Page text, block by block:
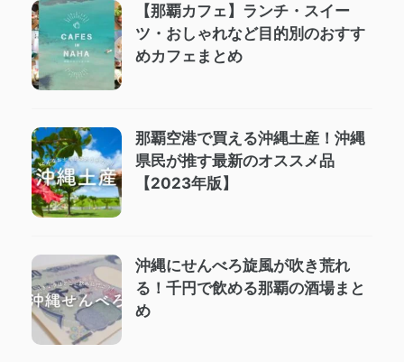
【那覇カフェ】ランチ・スイー
ツ・おしゃれなど目的別のおすす
めカフェまとめ
那覇空港で買える沖縄土産！沖縄
県民が推す最新のオススメ品
【2023年版】
沖縄にせんべろ旋風が吹き荒れ
る！千円で飲める那覇の酒場まと
め